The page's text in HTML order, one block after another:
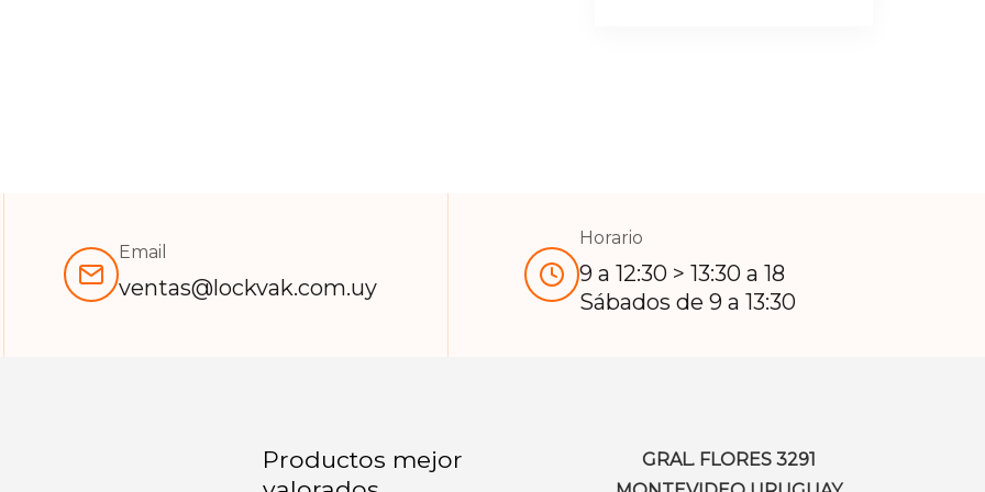
Email
ventas@lockvak.com.uy
Horario
9 a 12:30 > 13:30 a 18
Sábados de 9 a 13:30
Productos mejor
GRAL. FLORES 3291